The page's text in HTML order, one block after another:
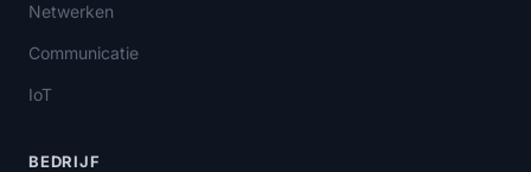
Netwerken
Communicatie
IoT
BEDRIJF